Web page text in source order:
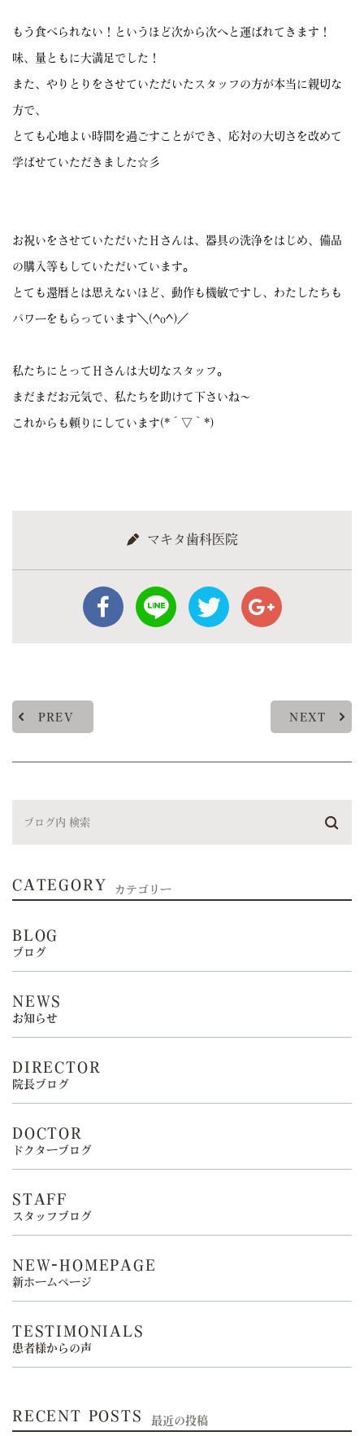
もう食べられない！というほど次から次へと運ばれてきます！
味、量ともに大満足でした！
また、やりとりをさせていただいたスタッフの方が本当に親切な
方で、
とても心地よい時間を過ごすことができ、応対の大切さを改めて
学ばせていただきました☆彡
お祝いをさせていただいたＨさんは、器具の洗浄をはじめ、備品
の購入等もしていただいています。
とても還暦とは思えないほど、動作も機敏ですし、わたしたちも
パワーをもらっています＼(^o^)／
私たちにとってＨさんは大切なスタッフ。
まだまだお元気で、私たちを助けて下さいね～
これからも頼りにしています(*´▽｀*)
マキタ歯科医院
PREV NEXT
CATEGORY カテゴリー
BLOG
ブログ
NEWS
お知らせ
DIRECTOR
院長ブログ
DOCTOR
ドクターブログ
STAFF
スタッフブログ
NEW-HOMEPAGE
新ホームページ
TESTIMONIALS
患者様からの声
RECENT POSTS 最近の投稿